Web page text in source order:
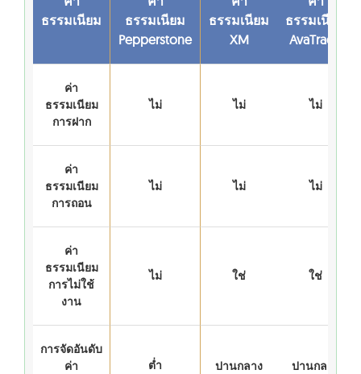
ธรรมเนียม
ธรรมเนียม
Pepperstone
ธรรมเนียม
XM
ธรรมเนียม
AvaTrade
ค่า
ธรรมเนียม
การฝาก
ไม่ ไม่ ไม่
ค่า
ธรรมเนียม
การถอน
ไม่ ไม่ ไม่
ค่า
ธรรมเนียม
การไม่ใช้
งาน
ไม่ ใช่ ใช่
การจัดอันดับ
ค่า
ต่ำ ปานกลาง ปานกลาง